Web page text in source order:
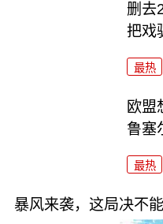
删去
把戏
最热
欧盟
鲁塞
最热
暴风来袭，这局决不